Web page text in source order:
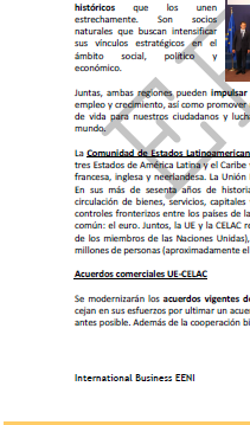
Organizaciones
Comisión
Banco
Foro América Latina-
Organización de